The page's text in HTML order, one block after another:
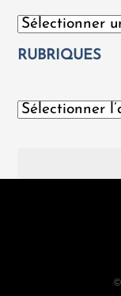
Catégories
RUBRIQUES
Archives
©